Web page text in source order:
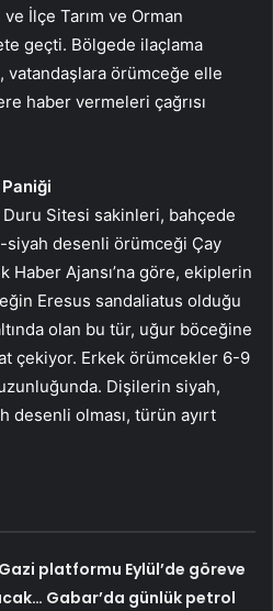
İlçe Tarım ve Orman
geçti. Bölgede ilaçlama
vatandaşlara örümceğe elle
haber vermeleri çağrısı
Sitesi sakinleri, bahçede
siyah desenli örümceği Çay
Haber Ajansı’na göre, ekiplerin
Eresus sandaliatus olduğu
olan bu tür, uğur böceğine
çekiyor. Erkek örümcekler 6-9
Dişilerin siyah,
desenli olması, türün ayırt
platformu Eylül’de göreve
Gabar’da günlük petrol